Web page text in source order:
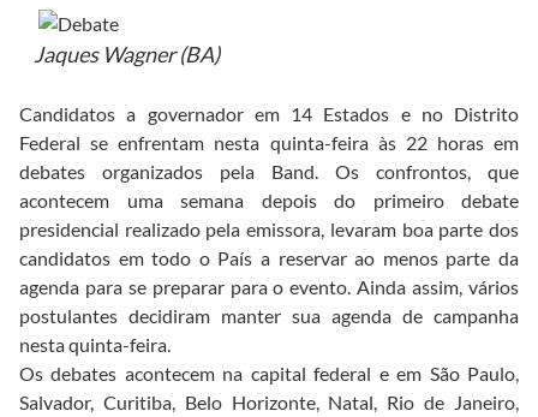
Jaques Wagner (BA)
Candidatos a governador em 14 Estados e no Distrito
Federal se enfrentam nesta quinta-feira às 22 horas em
debates organizados pela Band. Os confrontos, que
acontecem uma semana depois do primeiro debate
presidencial realizado pela emissora, levaram boa parte dos
candidatos em todo o País a reservar ao menos parte da
agenda para se preparar para o evento. Ainda assim, vários
postulantes decidiram manter sua agenda de campanha
nesta quinta-feira.
Os debates acontecem na capital federal e em São Paulo,
Salvador, Curitiba, Belo Horizonte, Natal, Rio de Janeiro,